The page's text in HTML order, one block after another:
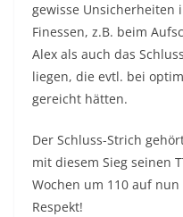
gewisse Unsicherheiten
Finessen, z.B. beim
Alex als auch das
liegen, die evtl. bei
gereicht hätten.
Der Schluss-Strich
mit diesem Sieg seinen
Wochen um 110 auf
Respekt!